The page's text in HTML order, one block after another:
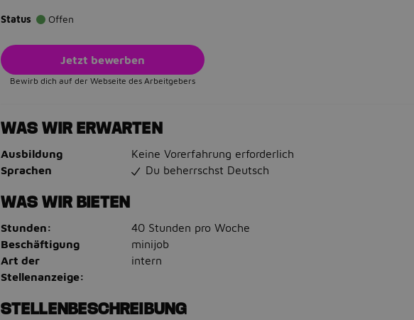
Status Offen
Jetzt bewerben
Bewirb dich auf der Webseite des Arbeitgebers
WAS WIR ERWARTEN
Ausbildung
Keine Vorerfahrung erforderlich
Sprachen
Du beherrschst Deutsch
WAS WIR BIETEN
Stunden:
40 Stunden pro Woche
Beschäftigung
minijob
Art der
Stellenanzeige:
intern
STELLENBESCHREIBUNG